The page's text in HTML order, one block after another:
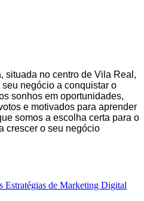
situada no centro de Vila Real,
negócio a conquistar o
sonhos em oportunidades,
e motivados para aprender
somos a escolha certa para o
crescer o seu negócio